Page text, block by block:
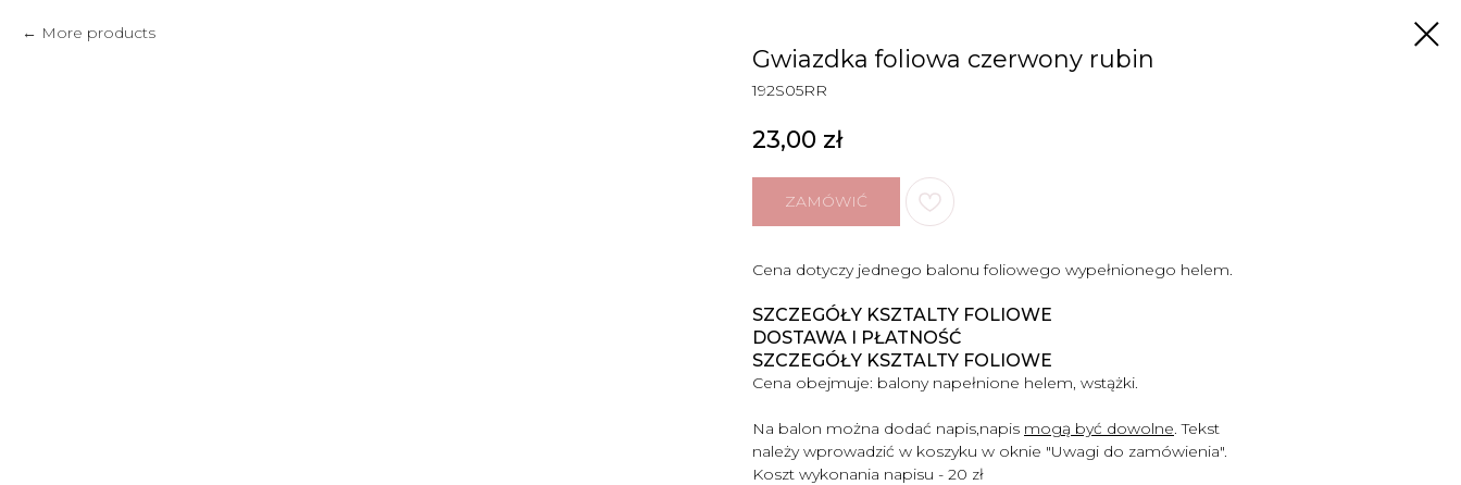
More products
Gwiazdka foliowa czerwony rubin
192S05RR
23,00 zł
ZAMÓWIĆ
Cena dotyczy jednego balonu foliowego wypełnionego helem.
SZCZEGÓŁY KSZTALTY FOLIOWE
DOSTAWA I PŁATNOŚĆ
SZCZEGÓŁY KSZTALTY FOLIOWE
Cena obejmuje: balony napełnione helem, wstążki.
Na balon można dodać napis,napis mogą być dowolne. Tekst
należy wprowadzić w koszyku w oknie "Uwagi do zamówienia".
Koszt wykonania napisu - 20 zł